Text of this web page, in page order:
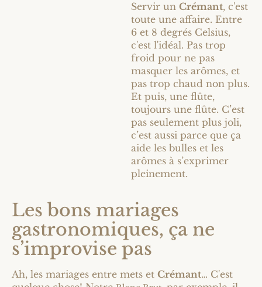
Servir un Crémant, c'est
toute une affaire. Entre
6 et 8 degrés Celsius,
c'est l'idéal. Pas trop
froid pour ne pas
masquer les arômes, et
pas trop chaud non plus.
Et puis, une flûte,
toujours une flûte. C’est
pas seulement plus joli,
c’est aussi parce que ça
aide les bulles et les
arômes à s’exprimer
pleinement.
Les bons mariages
gastronomiques, ça ne
s’improvise pas
Ah, les mariages entre mets et Crémant… C'est